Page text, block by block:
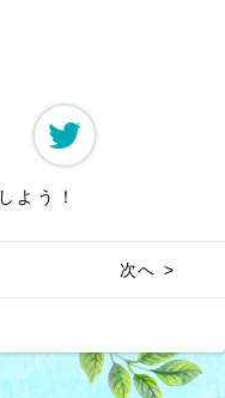
よう！
次へ >